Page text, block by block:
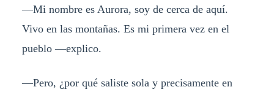
—Mi nombre es Aurora, soy de cerca de aquí.
Vivo en las montañas. Es mi primera vez en el
pueblo —explico.
—Pero, ¿por qué saliste sola y precisamente en